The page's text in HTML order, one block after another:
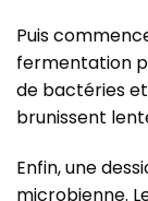
Puis
fermentation
de bactéries
brunissent
Enfin, une
microbienne.